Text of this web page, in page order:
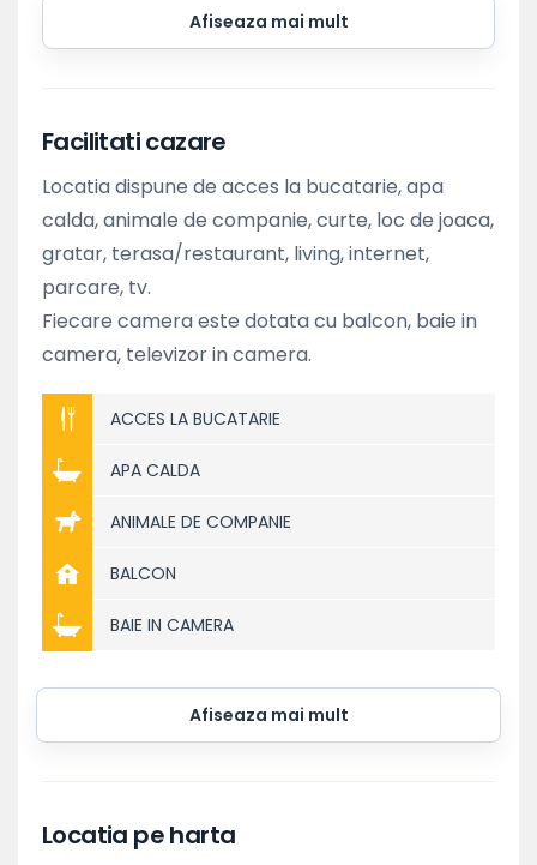
Afiseaza mai mult
Facilitati cazare
Locatia dispune de acces la bucatarie, apa
calda, animale de companie, curte, loc de joaca,
gratar, terasa/restaurant, living, internet,
parcare, tv.
Fiecare camera este dotata cu balcon, baie in
camera, televizor in camera.
ACCES LA BUCATARIE
APA CALDA
ANIMALE DE COMPANIE
BALCON
BAIE IN CAMERA
Afiseaza mai mult
Locatia pe harta